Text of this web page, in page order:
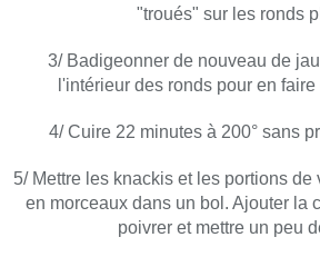
"troués" sur les ronds
3/ Badigeonner de nouveau de
l'intérieur des ronds pour en
4/ Cuire 22 minutes à 200° sans
5/ Mettre les knackis et les portions
en morceaux dans un bol. Ajouter la
poivrer et mettre un peu